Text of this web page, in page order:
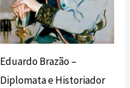
Eduardo Brazão –
Diplomata e Historiador